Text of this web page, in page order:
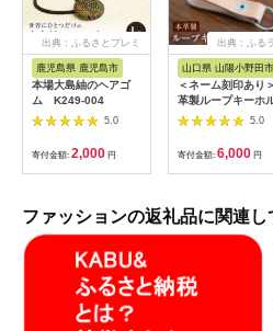
出典：ふるさとプレミ
アム
鹿児島県 鹿児島市
本場大島紬のヘアゴ
ム K249-004
5.0
寄付金額: 2,000 円
出典：ふる
山口県 山陽小野田市
＜ネーム刻印あり
革製ループキーホ
ー キーホルダー 本
革製品 名入れ ネー
刻印 贈り物 ギフト
F6L-164
5.0
寄付金額: 6,000 円
ファッションの返礼品に関連